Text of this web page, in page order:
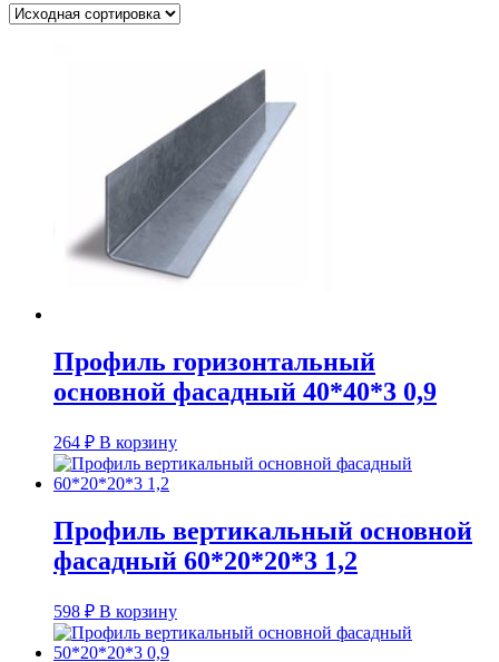
Профиль горизонтальный
основной фасадный 40*40*3 0,9
264 ₽ В корзину
Профиль вертикальный основной
фасадный 60*20*20*3 1,2
598 ₽ В корзину